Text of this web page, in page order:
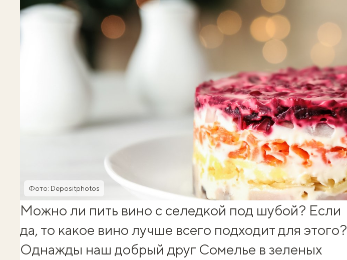
Фото: Depositphotos
Можно ли пить вино с селедкой под шубой? Если
да, то какое вино лучше всего подходит для этого?
Однажды наш добрый друг Сомелье в зеленых